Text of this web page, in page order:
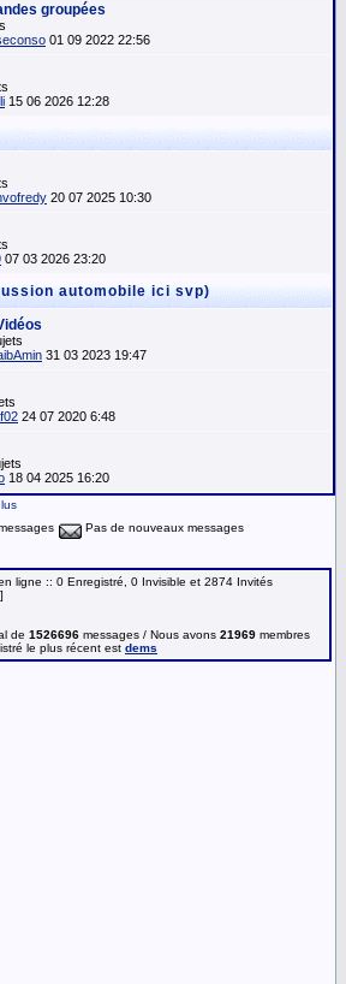
groupées
01 09 2022 22:56
15 06 2026 12:28
20 07 2025 10:30
07 03 2026 23:20
automobile ici svp)
31 03 2023 19:47
24 07 2020 6:48
18 04 2025 16:20
Pas de nouveaux messages
ligne :: 0 Enregistré, 0 Invisible et 2874 Invités
de 1526696 messages / Nous avons 21969 membres
le plus récent est dems